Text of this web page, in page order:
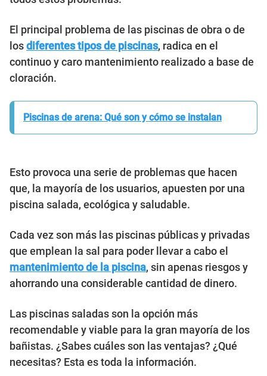
El principal problema de las piscinas de obra o de
losdiferentes tipos de piscinas, radica en el
continuo y caro mantenimiento realizado a base de
cloración.
Piscinas de arena: Qué son y cómo se instalan
Esto provoca una serie de problemas que hacen
que, la mayoría de los usuarios, apuesten por una
piscina salada, ecológica y saludable.
Cada vez son más las piscinas públicas y privadas
que emplean la sal para poder llevar a cabo el
mantenimiento de la piscina, sin apenas riesgos y
ahorrando una considerable cantidad de dinero.
Las piscinas saladas son la opción más
recomendable y viable para la gran mayoría de los
bañistas. ¿Sabes cuáles son las ventajas? ¿Qué
necesitas? Esta es toda la información.